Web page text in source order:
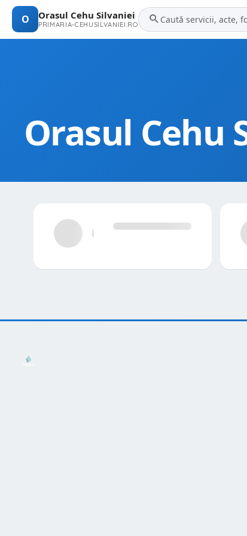
O Orasul Cehu Silvaniei
PRIMARIA-CEHUSILVANIEI.RO
Orasul Cehu